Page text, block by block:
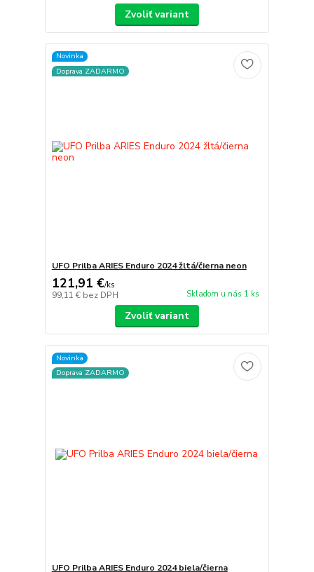
Zvoliť variant
Novinka
Doprava ZADARMO
UFO Prilba ARIES Enduro 2024 žltá/čierna neon
121,91 €/ks
99,11 € bez DPH Skladom u nás 1 ks
Zvoliť variant
Novinka
Doprava ZADARMO
UFO Prilba ARIES Enduro 2024 biela/čierna